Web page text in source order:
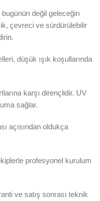
değil geleceğin
çevreci ve sürdürülebilir
düşük ışık koşullarında
karşı dirençlidir. UV
sağlar.
açısından oldukça
profesyonel kurulum
ve satış sonrası teknik